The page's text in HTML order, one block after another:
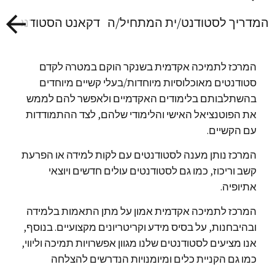
המדריך לסטודנט/ית המתחיל/ה דקאנט
המרכז לתמיכה אקדמית בשנקר הוקם במטרה לקדם
סטודנטים מאוכלוסיות מיוחדות/בעלי קשיים מיוחדים
בהשתלבותם בלימודים האקדמיים ולאפשר להם לממש
את הפוטנציאל האישי והלימודי שלהם, לצד ההתמודדות
עם הקשיים.
המרכז נותן מענה לסטודנטים עם לקות למידה או הפרעת
קשב וריכוז, כמו גם לסטודנטים עולים חדשים ויוצאי
אתיופיה.
המרכז לתמיכה אקדמית אמון על מתן התאמות בלמידה
ובהיבחנות, על בסיס מידע וקריטריונים מקצועיים. בנוסף,
אנו מציעים לסטודנטים שלנו מגוון אפשרויות תמיכה וליווי,
כמו גם הקניית כלים ומיומנויות הנדרשים להצלחה